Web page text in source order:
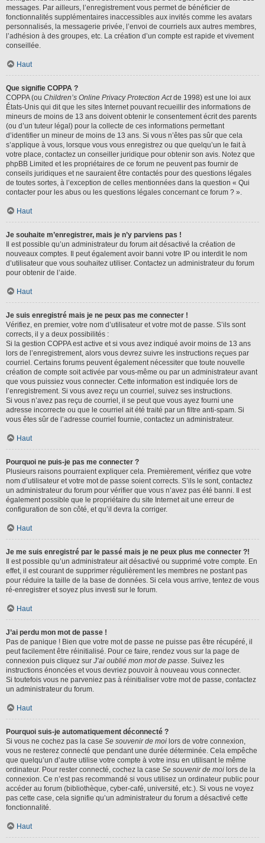
messages. Par ailleurs, l’enregistrement vous permet de bénéficier de
fonctionnalités supplémentaires inaccessibles aux invités comme les avatars
personnalisés, la messagerie privée, l’envoi de courriels aux autres membres,
l’adhésion à des groupes, etc. La création d’un compte est rapide et vivement
conseillée.
Haut
Que signifie COPPA ?
COPPA (ou Children’s Online Privacy Protection Actde 1998) est une loi aux
États-Unis qui dit que les sites Internet pouvant recueillir des informations de
mineurs de moins de 13 ans doivent obtenir le consentement écrit des parents
(ou d’un tuteur légal) pour la collecte de ces informations permettant
d’identifier un mineur de moins de 13 ans. Si vous n’êtes pas sûr que cela
s’applique à vous, lorsque vous vous enregistrez ou que quelqu’un le fait à
votre place, contactez un conseiller juridique pour obtenir son avis. Notez que
phpBB Limited et les propriétaires de ce forum ne peuvent pas fournir de
conseils juridiques et ne sauraient être contactés pour des questions légales
de toutes sortes, à l’exception de celles mentionnées dans la question « Qui
contacter pour les abus ou les questions légales concernant ce forum ? ».
Haut
Je souhaite m’enregistrer, mais je n’y parviens pas !
Il est possible qu’un administrateur du forum ait désactivé la création de
nouveaux comptes. Il peut également avoir banni votre IP ou interdit le nom
d’utilisateur que vous souhaitez utiliser. Contactez un administrateur du forum
pour obtenir de l’aide.
Haut
Je suis enregistré mais je ne peux pas me connecter !
Vérifiez, en premier, votre nom d’utilisateur et votre mot de passe. S’ils sont
corrects, il y a deux possibilités :
Si la gestion COPPA est active et si vous avez indiqué avoir moins de 13 ans
lors de l’enregistrement, alors vous devrez suivre les instructions reçues par
courriel. Certains forums peuvent également nécessiter que toute nouvelle
création de compte soit activée par vous-même ou par un administrateur avant
que vous puissiez vous connecter. Cette information est indiquée lors de
l’enregistrement. Si vous avez reçu un courriel, suivez ses instructions.
Si vous n’avez pas reçu de courriel, il se peut que vous ayez fourni une
adresse incorrecte ou que le courriel ait été traité par un filtre anti-spam. Si
vous êtes sûr de l’adresse courriel fournie, contactez un administrateur.
Haut
Pourquoi ne puis-je pas me connecter ?
Plusieurs raisons pourraient expliquer cela. Premièrement, vérifiez que votre
nom d’utilisateur et votre mot de passe soient corrects. S’ils le sont, contactez
un administrateur du forum pour vérifier que vous n’avez pas été banni. Il est
également possible que le propriétaire du site Internet ait une erreur de
configuration de son côté, et qu’il devra la corriger.
Haut
Je me suis enregistré par le passé mais je ne peux plus me connecter ?!
Il est possible qu’un administrateur ait désactivé ou supprimé votre compte. En
effet, il est courant de supprimer régulièrement les membres ne postant pas
pour réduire la taille de la base de données. Si cela vous arrive, tentez de vous
ré-enregistrer et soyez plus investi sur le forum.
Haut
J’ai perdu mon mot de passe !
Pas de panique ! Bien que votre mot de passe ne puisse pas être récupéré, il
peut facilement être réinitialisé. Pour ce faire, rendez vous sur la page de
connexion puis cliquez sur J’ai oublié mon mot de passe. Suivez les
instructions énoncées et vous devriez pouvoir à nouveau vous connecter.
Si toutefois vous ne parveniez pas à réinitialiser votre mot de passe, contactez
un administrateur du forum.
Haut
Pourquoi suis-je automatiquement déconnecté ?
Si vous ne cochez pas la case Se souvenir de moi lors de votre connexion,
vous ne resterez connecté que pendant une durée déterminée. Cela empêche
que quelqu’un d’autre utilise votre compte à votre insu en utilisant le même
ordinateur. Pour rester connecté, cochez la case Se souvenir de moi lors de la
connexion. Ce n’est pas recommandé si vous utilisez un ordinateur public pour
accéder au forum (bibliothèque, cyber-café, université, etc.). Si vous ne voyez
pas cette case, cela signifie qu’un administrateur du forum a désactivé cette
fonctionnalité.
Haut